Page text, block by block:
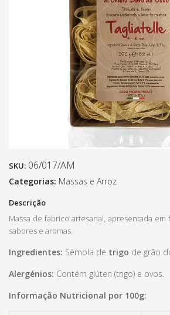
SKU: 06/017/AM
Categorias: Massas e Arroz
Descrição
Massa de fabrico artesanal, apresentada
sabores e aromas.
Ingredientes: Sêmola de trigo de grão
Alergénios: Contém glúten (trigo) e ovos.
Informação Nutricional por 100g: